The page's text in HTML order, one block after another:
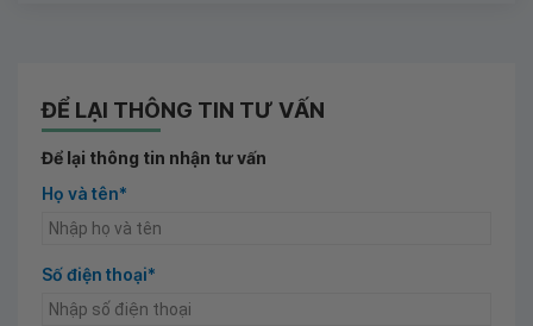
ĐỂ LẠI THÔNG TIN TƯ VẤN
Để lại thông tin nhận tư vấn
Họ và tên*
Số điện thoại*